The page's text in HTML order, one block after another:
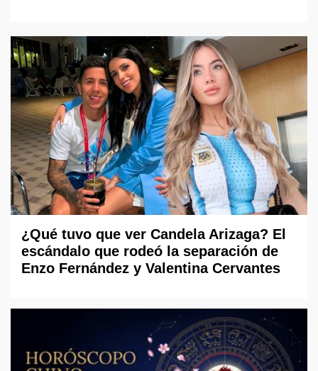
¿Qué tuvo que ver Candela Arizaga? El
escándalo que rodeó la separación de
Enzo Fernández y Valentina Cervantes